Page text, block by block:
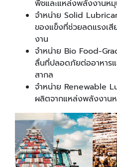
พืชและแหล่งพลังงานหมุ
จำหน่าย Solid
ของแข็งที่ช่วยลดแรงเสี
งาน
จำหน่าย Bio Food-
ลื่นที่ปลอดภัยต่ออาหารแ
สากล
จำหน่าย Renewable
ผลิตจากแหล่งพลังงาน